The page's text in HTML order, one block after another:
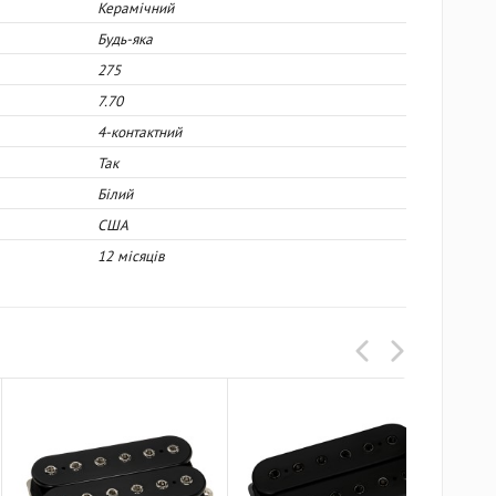
Керамічний
Будь-яка
275
7.70
4-контактний
Так
Білий
США
12 місяців